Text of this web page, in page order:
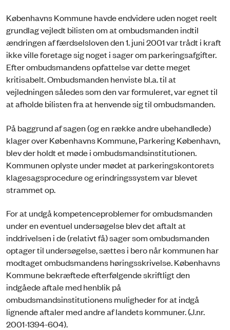
Københavns Kommune havde endvidere uden noget reelt
grundlag vejledt bilisten om at ombudsmanden indtil
ændringen af færdselsloven den 1. juni 2001 var trådt i kraft
ikke ville foretage sig noget i sager om parkeringsafgifter.
Efter ombudsmandens opfattelse var dette meget
kritisabelt. Ombudsmanden henviste bl.a. til at
vejledningen således som den var formuleret, var egnet til
at afholde bilisten fra at henvende sig til ombudsmanden.
På baggrund af sagen (og en række andre ubehandlede)
klager over Københavns Kommune, Parkering København,
blev der holdt et møde i ombudsmandsinstitutionen.
Kommunen oplyste under mødet at parkeringskontorets
klagesagsprocedure og erindringssystem var blevet
strammet op.
For at undgå kompetenceproblemer for ombudsmanden
under en eventuel undersøgelse blev det aftalt at
inddrivelsen i de (relativt få) sager som ombudsmanden
optager til undersøgelse, sættes i bero når kommunen har
modtaget ombudsmandens høringsskrivelse. Københavns
Kommune bekræftede efterfølgende skriftligt den
indgåede aftale med henblik på
ombudsmandsinstitutionens muligheder for at indgå
lignende aftaler med andre af landets kommuner. (J.nr.
2001-1394-604).